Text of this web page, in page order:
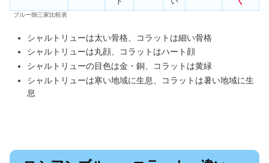
ブルー御三家比較表
シャルトリューは太い骨格、コラットは細い骨格
シャルトリューは丸顔、コラットはハート顔
シャルトリューの目色は金・銅、コラットは黄緑
シャルトリューは寒い地域に生息、コラットは暑い地域に生
息